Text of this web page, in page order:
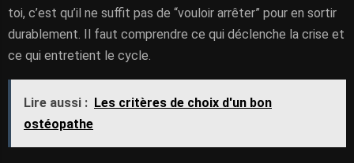
toi, c’est qu’il ne suffit pas de “vouloir arrêter” pour en sortir
durablement. Il faut comprendre ce qui déclenche la crise et
ce qui entretient le cycle.
Lire aussi : Les critères de choix d'un bon
ostéopathe